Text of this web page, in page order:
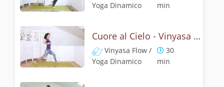
Yoga Dinamico
min
Cuore al Cielo - Vinyasa yoga energizzante
Vinyasa Flow /
Yoga Dinamico
30
min